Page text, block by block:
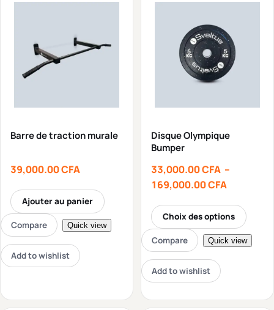
Barre de traction murale
39,000.00CFA
Ajouter au panier
Compare Quick view
Add to wishlist
Disque Olympique
Bumper
33,000.00CFA –
169,000.00CFA
Choix des options
Compare Quick view
Add to wishlist